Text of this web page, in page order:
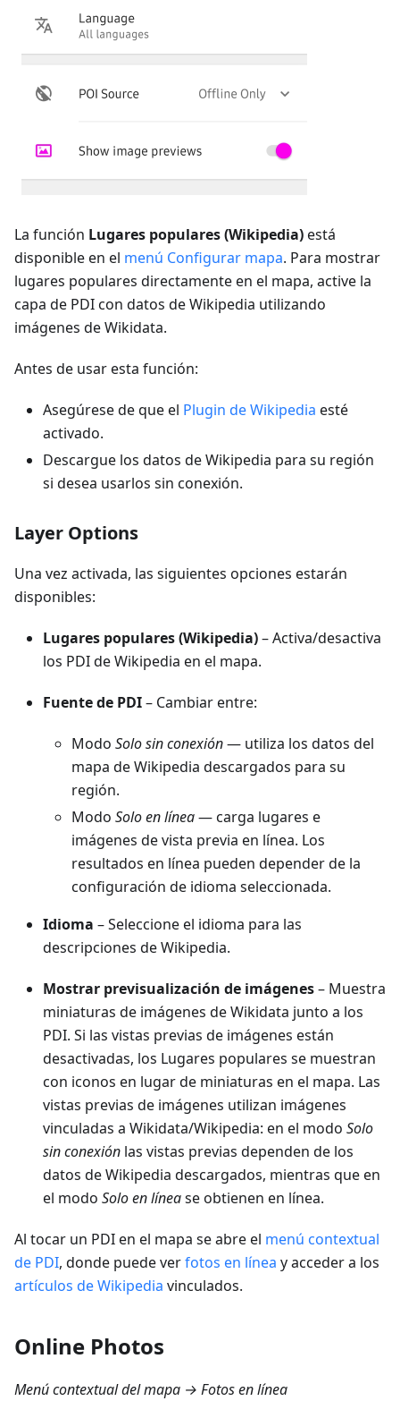
La función Lugares populares (Wikipedia)está
disponible en el menú Configurar mapa. Para mostrar
lugares populares directamente en el mapa, active la
capa de PDI con datos de Wikipedia utilizando
imágenes de Wikidata.
Antes de usar esta función:
Asegúrese de que el Plugin de Wikipedia esté
activado.
Descargue los datos de Wikipedia para su región
si desea usarlos sin conexión.
Layer Options
Una vez activada, las siguientes opciones estarán
disponibles:
Lugares populares (Wikipedia)– Activa/desactiva
los PDI de Wikipedia en el mapa.
Fuente de PDI– Cambiar entre:
Modo Solo sin conexión— utiliza los datos del
mapa de Wikipedia descargados para su
región.
Modo Solo en línea— carga lugares e
imágenes de vista previa en línea. Los
resultados en línea pueden depender de la
configuración de idioma seleccionada.
Idioma – Seleccione el idioma para las
descripciones de Wikipedia.
Mostrar previsualización de imágenes– Muestra
miniaturas de imágenes de Wikidata junto a los
PDI. Si las vistas previas de imágenes están
desactivadas, los Lugares populares se muestran
con iconos en lugar de miniaturas en el mapa. Las
vistas previas de imágenes utilizan imágenes
vinculadas a Wikidata/Wikipedia: en el modo Solo
sin conexión las vistas previas dependen de los
datos de Wikipedia descargados, mientras que en
el modo Solo en línease obtienen en línea.
Al tocar un PDI en el mapa se abre el menú contextual
de PDI, donde puede verfotos en línea y acceder a los
artículos de Wikipedia vinculados.
Online Photos
Menú contextual del mapa → Fotos en línea